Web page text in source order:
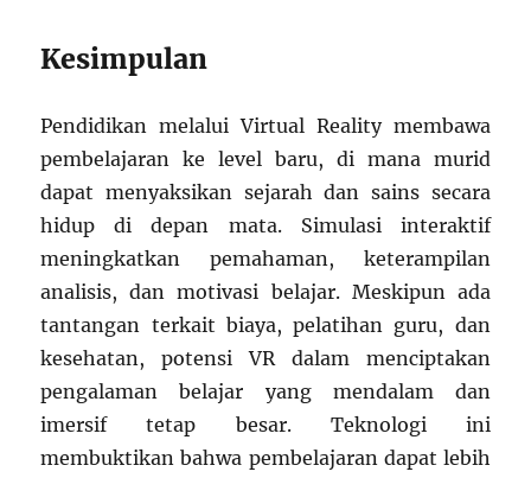
Kesimpulan
Pendidikan melalui Virtual Reality membawa
pembelajaran ke level baru, di mana murid
dapat menyaksikan sejarah dan sains secara
hidup di depan mata. Simulasi interaktif
meningkatkan pemahaman, keterampilan
analisis, dan motivasi belajar. Meskipun ada
tantangan terkait biaya, pelatihan guru, dan
kesehatan, potensi VR dalam menciptakan
pengalaman belajar yang mendalam dan
imersif tetap besar. Teknologi ini
membuktikan bahwa pembelajaran dapat lebih